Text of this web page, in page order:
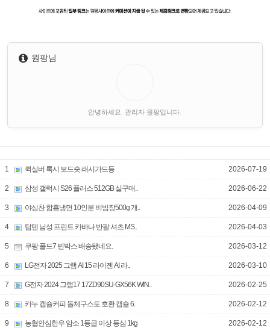
원팡님
안녕하세요. 관리자 원팡입니다.
1 퀵실버 록시 보드숏 래시가드등 2026-07-19
2 삼성 갤럭시 S26 플러스 512GB 실구매.. 2026-06-22
3 야심찬 함흥냉면 10인분 비빔장500g 개.. 2026-04-09
4 탑텐 남성 프린트 카바나 반팔 셔츠 MS.. 2026-04-03
5 쿠팡 폴드7 빈박스 배송됐네요. 2026-03-12
6 LG전자 2025 그램 AI 15 라이젠 AI 라.. 2026-03-10
7 G전자 2024 그램17 17ZD90SU-GX56K WIN.. 2026-02-25
8 카누 캡슐커피 돌체구스토 호환 캡슐 6.. 2026-02-12
9 농협안심한우 암소 1등급 이상 등심 1kg 2026-02-12